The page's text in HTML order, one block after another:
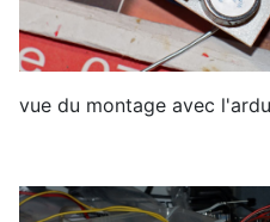
vue du montage avec